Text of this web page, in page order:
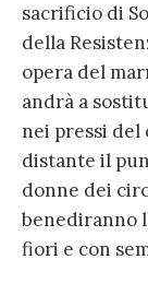
sacrificio di
della
opera del
andrà a
nei pressi del
distante il
donne dei
benediranno
fiori e con